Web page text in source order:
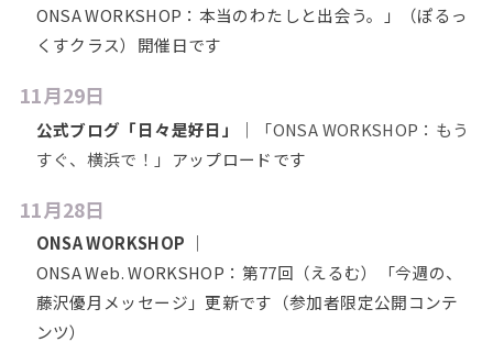
ONSA WORKSHOP：本当のわたしと出会う。」（ぽるっ
くすクラス）開催日です
11月29日
公式ブログ「日々是好日」 ｜
「ONSA WORKSHOP：もう
すぐ、横浜で！」
アップロードです
11月28日
ONSA WORKSHOP ｜
ONSA Web. WORKSHOP：第77回（えるむ）「今週の、
藤沢優月メッセージ」更新です（参加者限定公開コンテ
ンツ）